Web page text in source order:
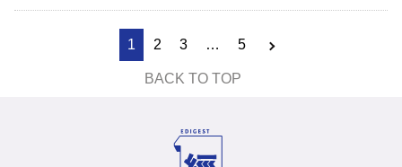
1 2 3 … 5
BACK TO TOP